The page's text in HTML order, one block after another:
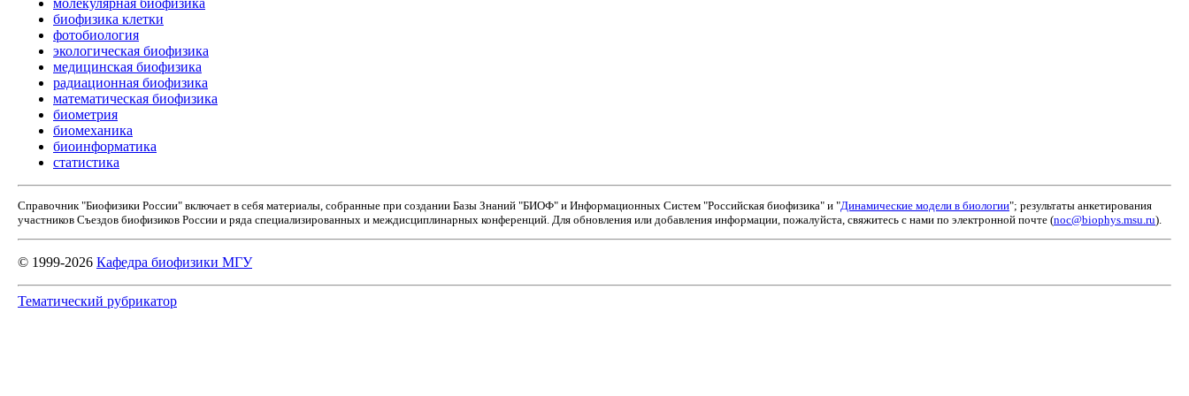
молекулярная биофизика
биофизика клетки
фотобиология
экологическая биофизика
медицинская биофизика
радиационная биофизика
математическая биофизика
биометрия
биомеханика
биоинформатика
статистика
Справочник "Биофизики России" включает в себя материалы, собранные при создании Базы Знаний "БИОФ" и Информационных Систем "Российская биофизика" и "Динамические модели в биологии"; результаты анкетирования
участников Съездов биофизиков России и ряда специализированных и междисциплинарных конференций. Для обновления или добавления информации, пожалуйста, свяжитесь с нами по электронной почте (noc@biophys.msu.ru).
© 1999-2026 Кафедра биофизики МГУ
Тематический рубрикатор